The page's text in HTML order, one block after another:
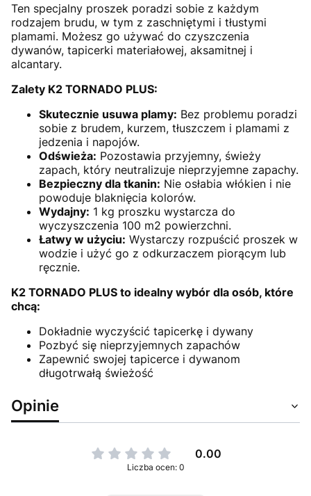
Ten specjalny proszek poradzi sobie z każdym
rodzajem brudu, w tym z zaschniętymi i tłustymi
plamami. Możesz go używać do czyszczenia
dywanów, tapicerki materiałowej, aksamitnej i
alcantary.
Zalety K2 TORNADO PLUS:
Skutecznie usuwa plamy: Bez problemu poradzi
sobie z brudem, kurzem, tłuszczem i plamami z
jedzenia i napojów.
Odświeża: Pozostawia przyjemny, świeży
zapach, który neutralizuje nieprzyjemne zapachy.
Bezpieczny dla tkanin: Nie osłabia włókien i nie
powoduje blaknięcia kolorów.
Wydajny: 1 kg proszku wystarcza do
wyczyszczenia 100 m2 powierzchni.
Łatwy w użyciu: Wystarczy rozpuścić proszek w
wodzie i użyć go z odkurzaczem piorącym lub
ręcznie.
K2 TORNADO PLUS to idealny wybór dla osób, które
chcą:
Dokładnie wyczyścić tapicerkę i dywany
Pozbyć się nieprzyjemnych zapachów
Zapewnić swojej tapicerce i dywanom
długotrwałą świeżość
Opinie
0.00
Liczba ocen: 0